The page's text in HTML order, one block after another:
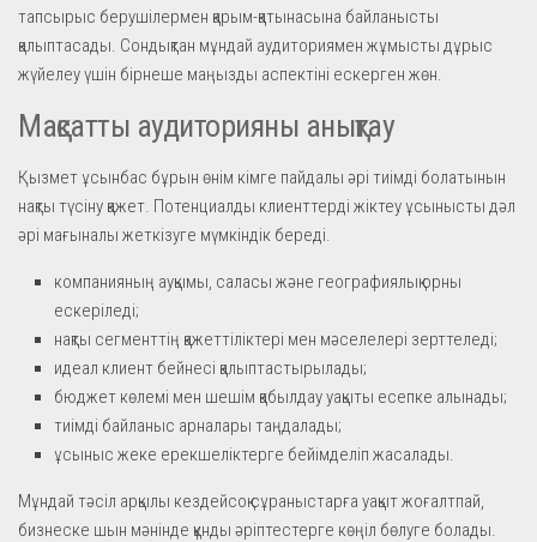
тапсырыс берушілермен қарым-қатынасына байланысты
қалыптасады. Сондықтан мұндай аудиториямен жұмысты дұрыс
жүйелеу үшін бірнеше маңызды аспектіні ескерген жөн.
Мақсатты аудиторияны анықтау
Қызмет ұсынбас бұрын өнім кімге пайдалы әрі тиімді болатынын
нақты түсіну қажет. Потенциалды клиенттерді жіктеу ұсынысты дәл
әрі мағыналы жеткізуге мүмкіндік береді.
компанияның ауқымы, саласы және географиялық орны
ескеріледі;
нақты сегменттің қажеттіліктері мен мәселелері зерттеледі;
идеал клиент бейнесі қалыптастырылады;
бюджет көлемі мен шешім қабылдау уақыты есепке алынады;
тиімді байланыс арналары таңдалады;
ұсыныс жеке ерекшеліктерге бейімделіп жасалады.
Мұндай тәсіл арқылы кездейсоқ сұраныстарға уақыт жоғалтпай,
бизнеске шын мәнінде құнды әріптестерге көңіл бөлуге болады.